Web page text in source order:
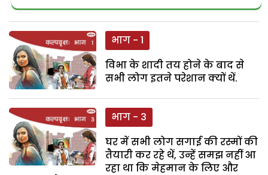
भाग - 1
विभा के शादी तय होने के बाद से
सभी लोग इतने परेशान क्यों थें.
भाग - 3
घर में सभी लोग सगाई की रस्मों की
तैयारी कर रहे थें, उन्हें समझ नहीं आ
रहा था कि मेहमान के लिए और